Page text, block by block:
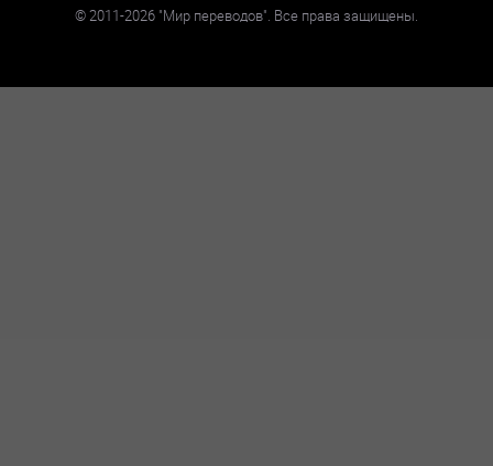
©2011-2026 "Мир переводов". Все права защищены.